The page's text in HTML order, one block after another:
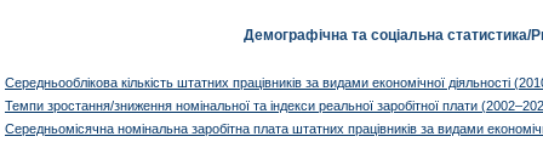
Демографічна та соціальна статистика/
Середньооблікова кількість штатних працівників за видами економічної діяльності
Темпи зростання/зниження номінальної та індекси реальної заробітної плати
Середньомісячна номінальна заробітна плата штатних працівників за видами